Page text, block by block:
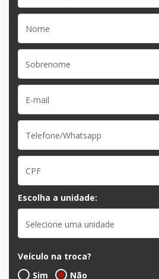
Escolha a unidade:
Selecione uma unidade
Veículo na troca?
Sim
Não